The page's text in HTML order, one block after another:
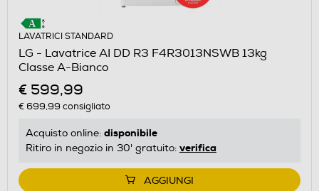
LAVATRICI STANDARD
LG - Lavatrice AI DD R3 F4R3013NSWB 13kg
Classe A-Bianco
€ 599,99
€ 699,99 consigliato
Acquisto online: disponibile
Ritiro in negozio in 30' gratuito: verifica
AGGIUNGI